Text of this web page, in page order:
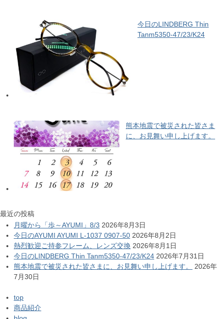
今日のLINDBERG Thin
Tanm5350-47/23/K24
熊本地震で被災された皆さま
に、お見舞い申し上げます。
最近の投稿
月曜から「歩～AYUMI」8/3 2026年8月3日
今日のAYUMI AYUMI L-1037 0907-50 2026年8月2日
熱烈歓迎ご持参フレーム、レンズ交換 2026年8月1日
今日のLINDBERG Thin Tanm5350-47/23/K24 2026年7月31日
熊本地震で被災された皆さまに、お見舞い申し上げます。
2026年
7月30日
top
商品紹介